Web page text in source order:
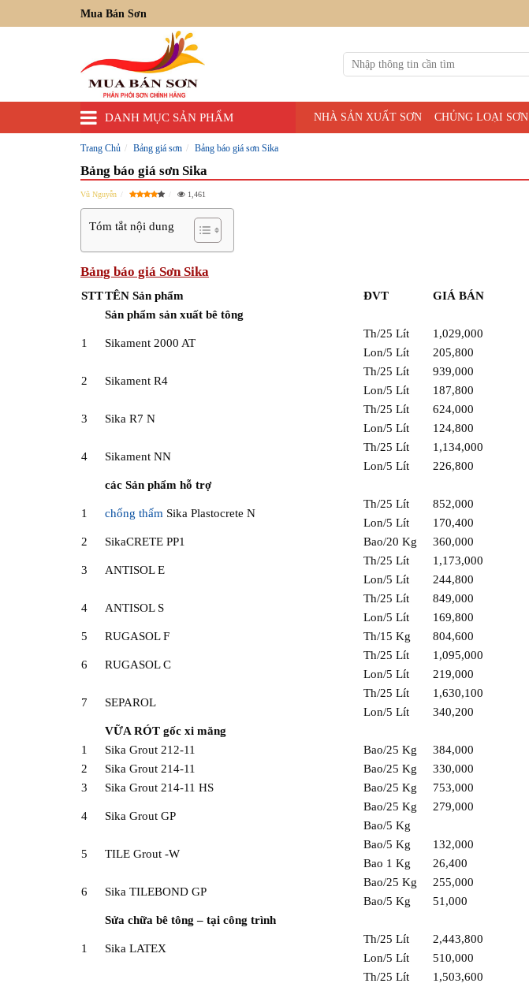
Mua Bán Sơn
DANH MỤC SẢN PHẨM NHÀ SẢN XUẤT SƠN CHỦNG LOẠI SƠN
Trang Chủ Bảng giá sơn Bảng báo giá sơn Sika
Bảng báo giá sơn Sika
Vũ Nguyễn 1,461
Tóm tắt nội dung
Bảng báo giá Sơn Sika
STTTÊN Sản phẩm ĐVT
GIÁ BÁN
Sản phẩm sản xuất bê tông
1 Sikament 2000 AT
Th/25 Lít
1,029,000
Lon/5 Lít
205,800
2 Sikament R4
Th/25 Lít
939,000
Lon/5 Lít
187,800
3 Sika R7 N
Th/25 Lít
624,000
Lon/5 Lít
124,800
4 Sikament NN
Th/25 Lít
1,134,000
Lon/5 Lít
226,800
các Sản phẩm hỗ trợ
1 chống thấm Sika Plastocrete N
Th/25 Lít
852,000
Lon/5 Lít
170,400
2
SikaCRETE PP1 Bao/20 Kg 360,000
3 ANTISOL E
Th/25 Lít
1,173,000
Lon/5 Lít
244,800
4 ANTISOL S
Th/25 Lít
849,000
Lon/5 Lít
169,800
5
RUGASOL F Th/15 Kg 804,600
6 RUGASOL C
Th/25 Lít
1,095,000
Lon/5 Lít
219,000
7 SEPAROL
Th/25 Lít
1,630,100
Lon/5 Lít
340,200
VỮA RÓT gốc xi măng
1
Sika Grout 212-11 Bao/25 Kg
384,000
2
Sika Grout 214-11 Bao/25 Kg
330,000
3
Sika Grout 214-11 HS Bao/25 Kg 753,000
4 Sika Grout GP
Bao/25 Kg
279,000
Bao/5 Kg
5 TILE Grout -W
Bao/5 Kg
132,000
Bao 1 Kg
26,400
6 Sika TILEBOND GP
Bao/25 Kg
255,000
Bao/5 Kg
51,000
Sửa chữa bê tông – tại công trình
1 Sika LATEX
Th/25 Lít
2,443,800
Lon/5 Lít
510,000
Th/25 Lít
1,503,600